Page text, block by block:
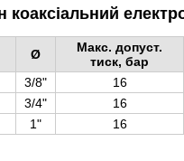
коаксіальний
Ø
Макс. допуст.
тиск, бар
3/8" 16
3/4" 16
1" 16